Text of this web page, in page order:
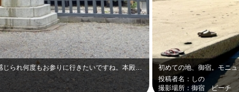
投稿者名：しの
撮影場所：御宿 ビーチ